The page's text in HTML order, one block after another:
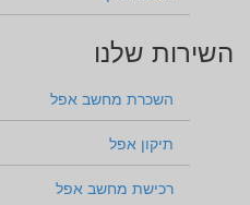
השירות שלנו
השכרת מחשב אפל
תיקון אפל
רכישת מחשב אפל